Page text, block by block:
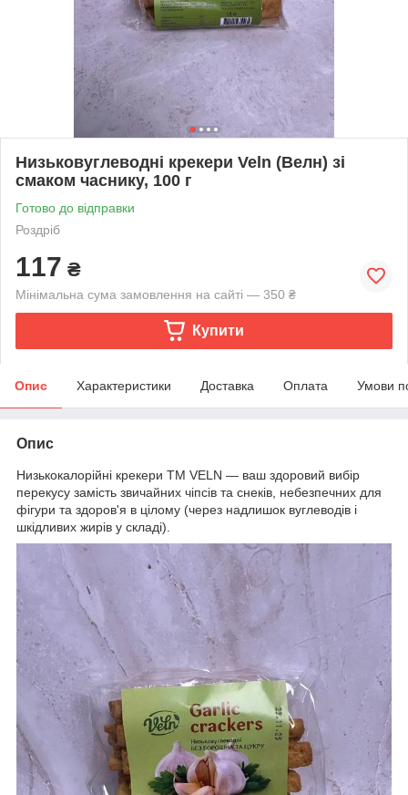
Низьковуглеводні крекери Veln (Велн) зі
смаком часнику, 100 г
Готово до відправки
Роздріб
117 ₴
Мінімальна сума замовлення на сайті — 350 ₴
Купити
Опис Характеристики Доставка Оплата Умови
Опис
Низькокалорійні крекери ТМ VELN — ваш здоровий вибір
перекусу замість звичайних чіпсів та снеків, небезпечних для
фігури та здоров'я в цілому (через надлишок вуглеводів і
шкідливих жирів у складі).